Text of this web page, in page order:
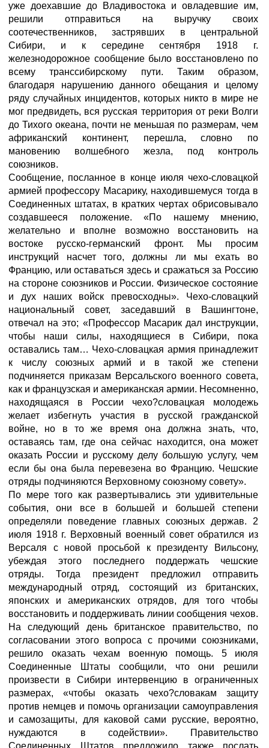
уже доехавшие до Владивостока и овладевшие им,
решили отправиться на выручку своих
соотечественников, застрявших в центральной
Сибири, и к середине сентября 1918 г.
железнодорожное сообщение было восстановлено по
всему транссибирскому пути. Таким образом,
благодаря нарушению данного обещания и целому
ряду случайных инцидентов, которых никто в мире не
мог предвидеть, вся русская территория от реки Волги
до Тихого океана, почти не меньшая по размерам, чем
африканский континент, перешла, словно по
мановению волшебного жезла, под контроль
союзников.
Сообщение, посланное в конце июля чехо-словацкой
армией профессору Масарику, находившемуся тогда в
Соединенных штатах, в кратких чертах обрисовывало
создавшееся положение. «По нашему мнению,
желательно и вполне возможно восстановить на
востоке русско-германский фронт. Мы просим
инструкций насчет того, должны ли мы ехать во
Францию, или оставаться здесь и сражаться за Россию
на стороне союзников и России. Физическое состояние
и дух наших войск превосходны». Чехо-словацкий
национальный совет, заседавший в Вашингтоне,
отвечал на это; «Профессор Масарик дал инструкции,
чтобы наши силы, находящиеся в Сибири, пока
оставались там… Чехо-словацкая армия принадлежит
к числу союзных армий и в такой же степени
подчиняется приказам Версальского военного совета,
как и французская и американская армии. Несомненно,
находящаяся в России чехо?словацкая молодежь
желает избегнуть участия в русской гражданской
войне, но в то же время она должна знать, что,
оставаясь там, где она сейчас находится, она может
оказать России и русскому делу большую услугу, чем
если бы она была перевезена во Францию. Чешские
отряды подчиняются Верховному союзному совету».
По мере того как развертывались эти удивительные
события, они все в большей и большей степени
определяли поведение главных союзных держав. 2
июля 1918 г. Верховный военный совет обратился из
Версаля с новой просьбой к президенту Вильсону,
убеждая этого последнего поддержать чешские
отряды. Тогда президент предложил отправить
международный отряд, состоящий из британских,
японских и американских отрядов, для того чтобы
восстановить и поддерживать линии сообщения чехов.
На следующий день британское правительство, по
согласовании этого вопроса с прочими союзниками,
решило оказать чехам военную помощь. 5 июля
Соединенные Штаты сообщили, что они решили
произвести в Сибири интервенцию в ограниченных
размерах, «чтобы оказать чехо?словакам защиту
против немцев и помочь организации самоуправления
и самозащиты, для каковой сами русские, вероятно,
нуждаются в содействии». Правительство
Соединенных Штатов предложило также послать